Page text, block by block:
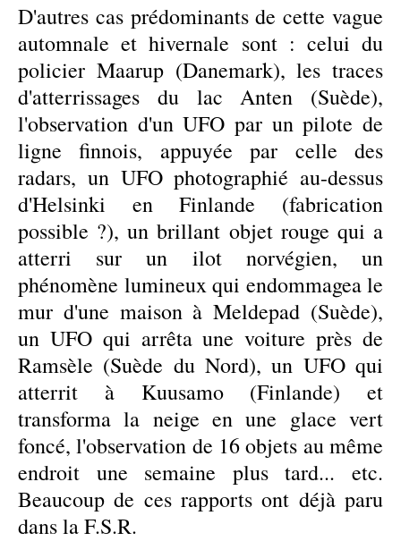
D'autres cas prédominants de cette vague
automnale et hivernale sont : celui du
policier Maarup (Danemark), les traces
d'atterrissages du lac Anten (Suède),
l'observation d'un UFO par un pilote de
ligne finnois, appuyée par celle des
radars, un UFO photographié au-dessus
d'Helsinki en Finlande (fabrication
possible ?), un brillant objet rouge qui a
atterri sur un ilot norvégien, un
phénomène lumineux qui endommagea le
mur d'une maison à Meldepad (Suède),
un UFO qui arrêta une voiture près de
Ramsèle (Suède du Nord), un UFO qui
atterrit à Kuusamo (Finlande) et
transforma la neige en une glace vert
foncé, l'observation de 16 objets au même
endroit une semaine plus tard... etc.
Beaucoup de ces rapports ont déjà paru
dans la F.S.R.